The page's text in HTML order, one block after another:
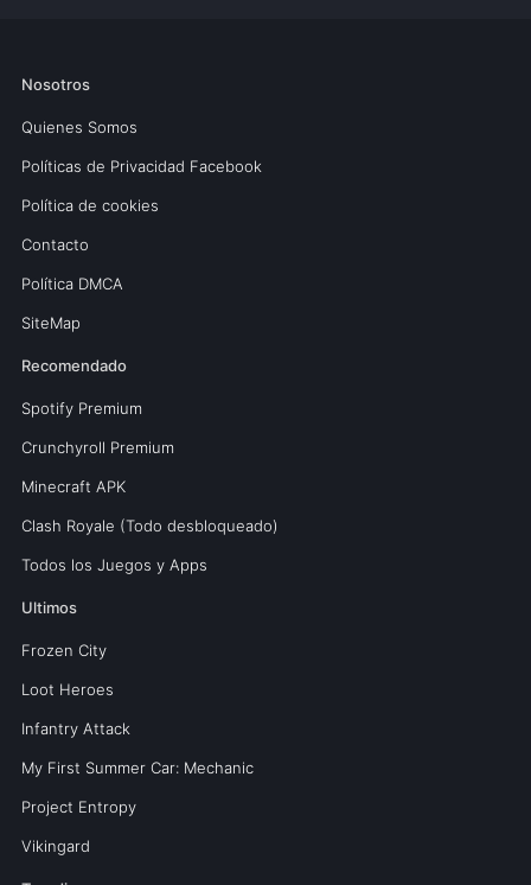
Nosotros
Quienes Somos
Políticas de Privacidad Facebook
Política de cookies
Contacto
Política DMCA
SiteMap
Recomendado
Spotify Premium
Crunchyroll Premium
Minecraft APK
Clash Royale (Todo desbloqueado)
Todos los Juegos y Apps
Ultimos
Frozen City
Loot Heroes
Infantry Attack
My First Summer Car: Mechanic
Project Entropy
Vikingard